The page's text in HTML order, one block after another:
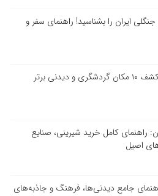
ایران را بشناسید! راهنمای سفر و
برتر
راهنمای کامل خرید شیرینی، صنایع
اصیل
جامع دیدنی‌ها، فرهنگ و جاذبه‌های